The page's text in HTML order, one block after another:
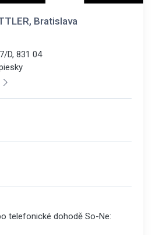
Bratislava
D, 831 04
telefonické dohodě So-Ne: